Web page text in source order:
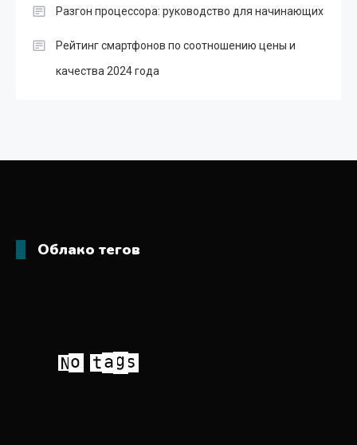
Разгон процессора: руководство для начинающих
Рейтинг смартфонов по соотношению цены и
качества 2024 года
Облако тегов